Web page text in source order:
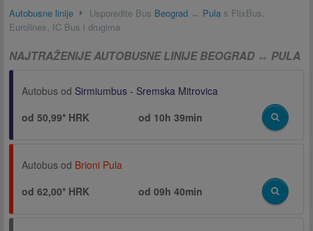
Autobusne linije Usporedite Bus Beograd ↔ Pula s FlixBus,
Eurolines, IC Bus i drugima
NAJTRAŽENIJE AUTOBUSNE LINIJE BEOGRAD ↔ PULA
Autobus od Sirmiumbus - Sremska Mitrovica
od 50,99* HRK
od 10h 39min
Autobus od Brioni Pula
od 62,00* HRK
od09h 40min